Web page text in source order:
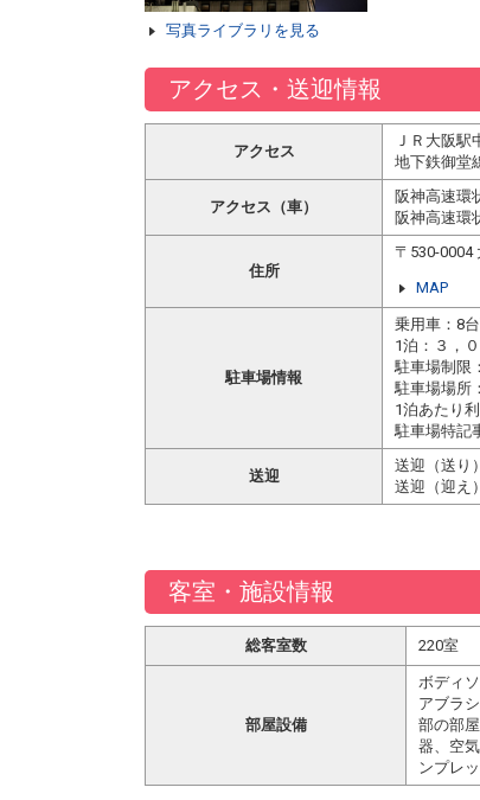
写真ライブラリを見る
アクセス・送迎情報
アクセス
ＪＲ大阪駅
地下鉄御堂
アクセス（車）
阪神高速環
阪神高速環
住所
〒530-0004
MAP
駐車場情報
乗用車：8
1泊：３，
駐車場制限
駐車場場所
1泊あたり
駐車場特記
送迎
送迎（送り
送迎（迎え
客室・施設情報
総客室数 220室
部屋設備
ボディ
アブラ
部の部
器、空
ンプレ